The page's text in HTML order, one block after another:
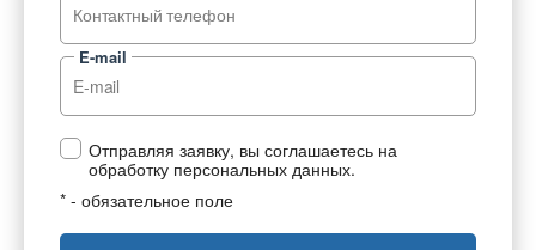
E-mail
Отправляя заявку, вы соглашаетесь на
обработку персональных данных.
* - обязательное поле